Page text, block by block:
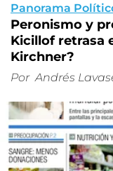
Panorama
Peronismo y
Kicillof retrasa
Kirchner?
Por Andrés